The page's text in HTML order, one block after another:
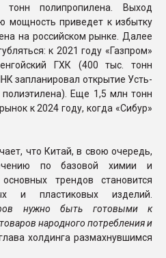
полипропилена. Выход
мощность приведет к избытку
на российском рынке. Далее
к 2021 году «Газпром»
ГХК (400 тыс. тонн
запланировал открытие Усть-
Еще 1,5 млн тонн
к 2024 году, когда «Сибур»
что Китай, в свою очередь,
по базовой химии и
трендов становится
и пластиковых изделий.
нужно быть готовыми к
народного потребления и
холдинга размахнувшимся